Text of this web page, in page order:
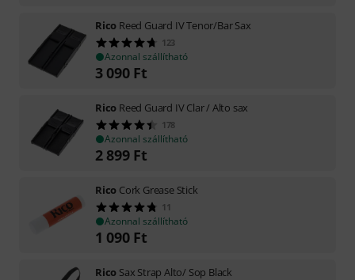
Rico Reed Guard IV Tenor/Bar Sax
123
Azonnal szállítható
3 090 Ft
Rico Reed Guard IV Clar / Alto sax
178
Azonnal szállítható
2 899 Ft
Rico Cork Grease Stick
11
Azonnal szállítható
1 090 Ft
Rico Sax Strap Alto/ Sop Black